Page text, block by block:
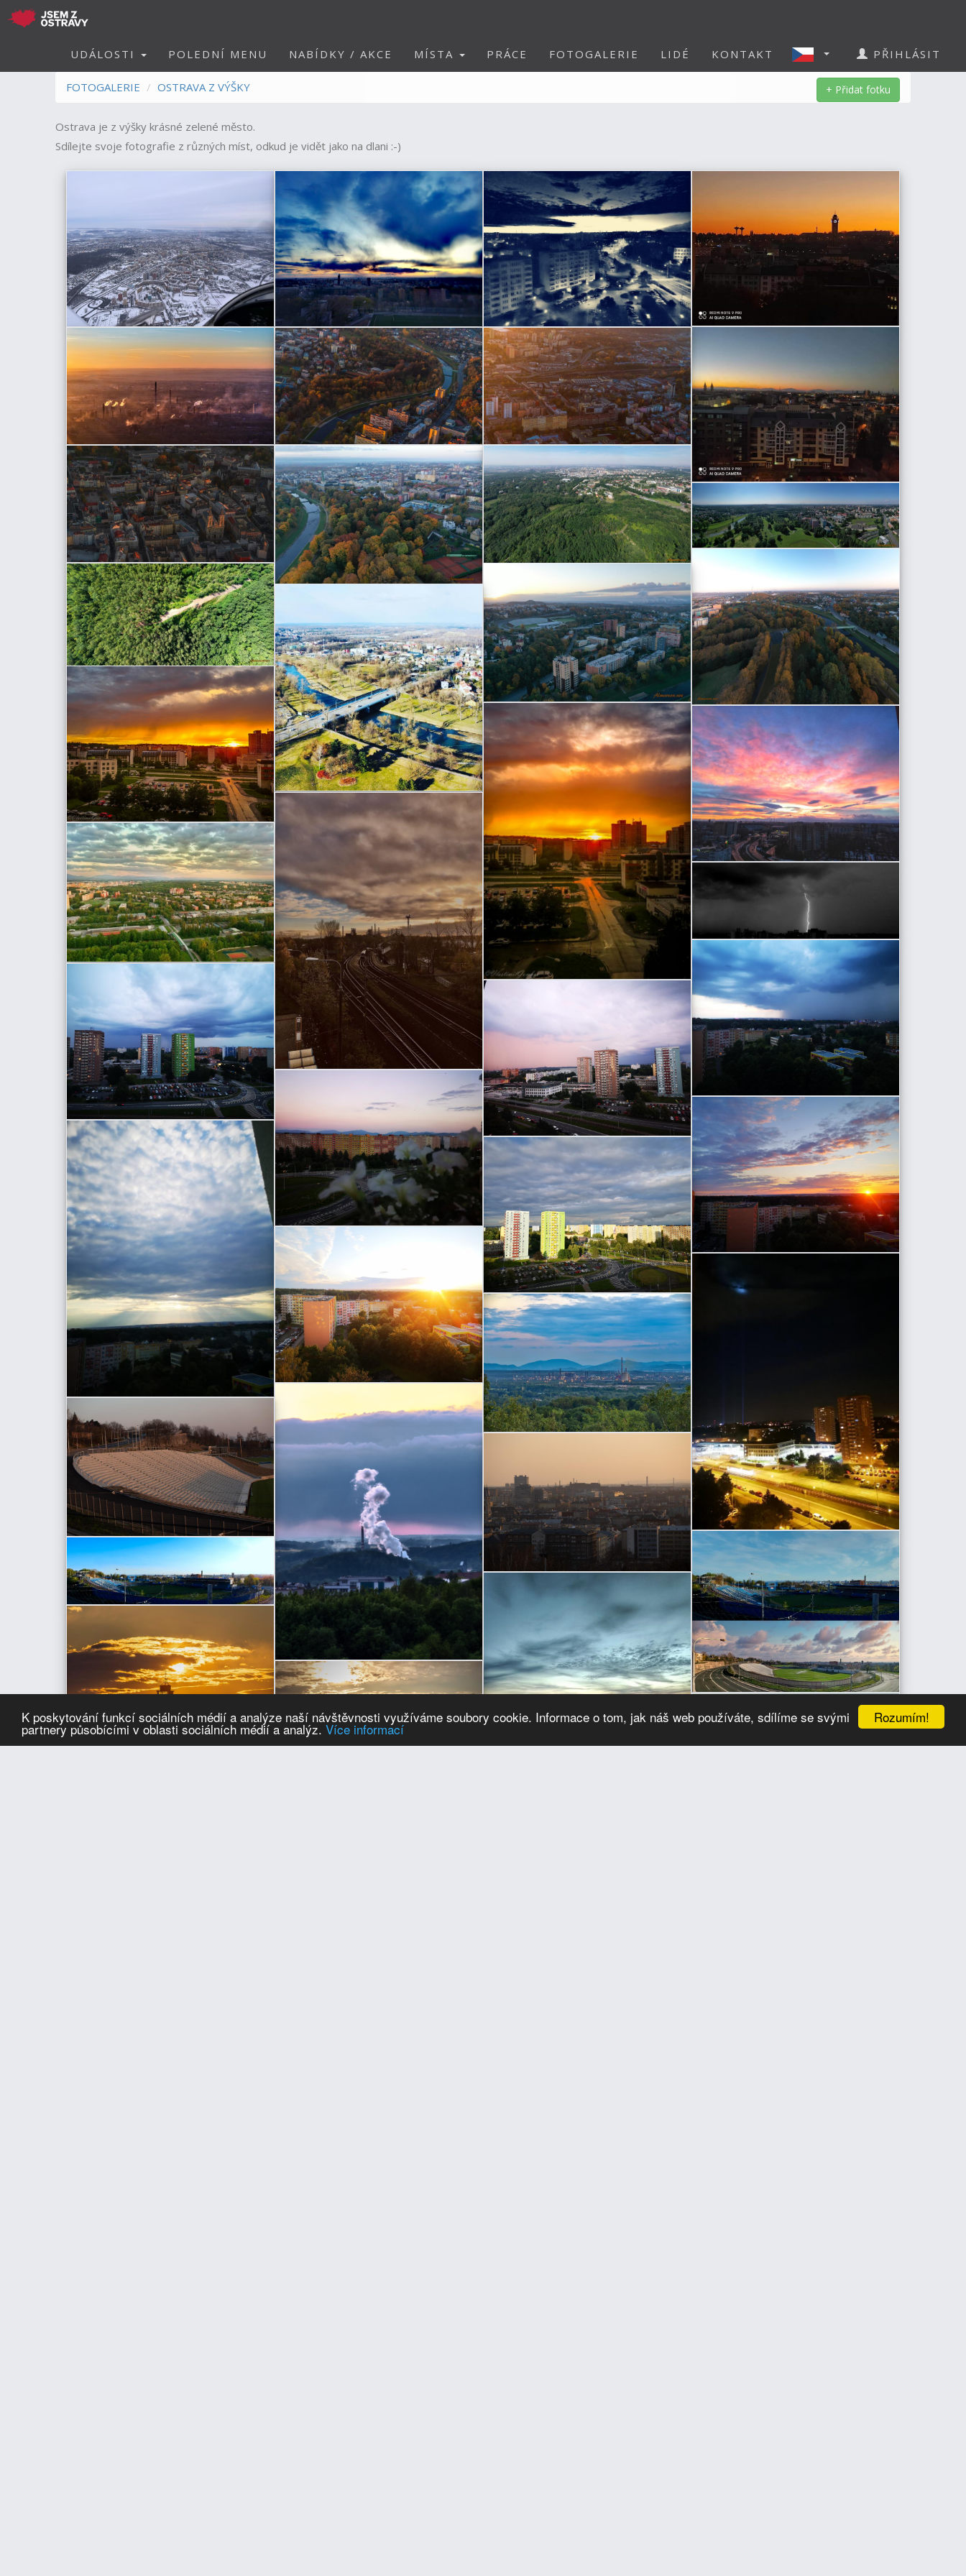
Rozumím!
K poskytování funkcí sociálních médií a analýze naší návštěvnosti využíváme soubory cookie. Informace o tom, jak náš web používáte, sdílíme se svými
partnery působícími v oblasti sociálních médií a analýz. Více informací
UDÁLOSTI POLEDNÍ MENU NABÍDKY / AKCE MÍSTA PRÁCE FOTOGALERIE LIDÉ KONTAKT PŘIHLÁSIT
FOTOGALERIE OSTRAVA Z VÝŠKY + Přidat fotku
Ostrava je z výšky krásné zelené město.
Sdílejte svoje fotografie z různých míst, odkud je vidět jako na dlani :-)